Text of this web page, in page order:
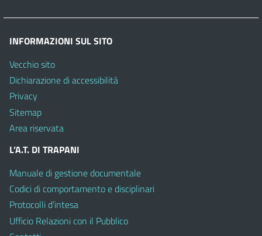
INFORMAZIONI SUL SITO
Vecchio sito
Dichiarazione di accessibilità
Privacy
Sitemap
Area riservata
L’A.T. DI TRAPANI
Manuale di gestione documentale
Codici di comportamento e disciplinari
Protocolli d’intesa
Ufficio Relazioni con il Pubblico